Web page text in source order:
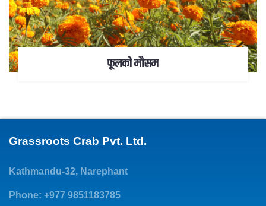
फूलको मौसम
Grassroots Crab Pvt. Ltd.
Kathmandu-32, Narephant
Phone: +977 9851183785